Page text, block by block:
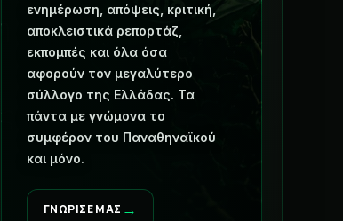
ενημέρωση, απόψεις, κριτική,
αποκλειστικά ρεπορτάζ,
εκπομπές και όλα όσα
αφορούν τον μεγαλύτερο
σύλλογο της Ελλάδας. Τα
πάντα με γνώμονα το
συμφέρον του Παναθηναϊκού
και μόνο.
ΓΝΩΡΙΣΕ ΜΑΣ →